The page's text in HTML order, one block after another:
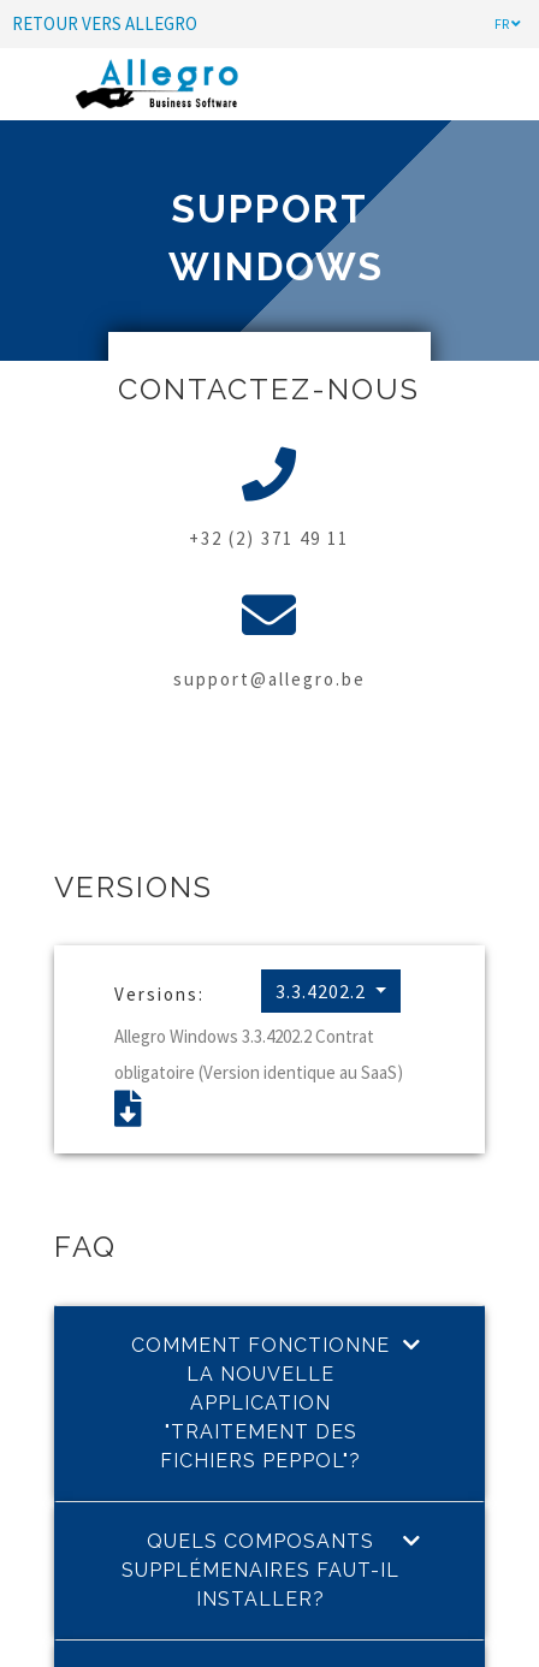
RETOUR VERS ALLEGRO FR
SUPPORT
WINDOWS
CONTACTEZ-NOUS
+32 (2) 371 49 11
support@allegro.be
VERSIONS
Versions: 3.3.4202.2
Allegro Windows 3.3.4202.2 Contrat
obligatoire (Version identique au SaaS)
FAQ
COMMENT FONCTIONNE
LA NOUVELLE
APPLICATION
"TRAITEMENT DES
FICHIERS PEPPOL"?
QUELS COMPOSANTS
SUPPLÉMENAIRES FAUT-IL
INSTALLER?